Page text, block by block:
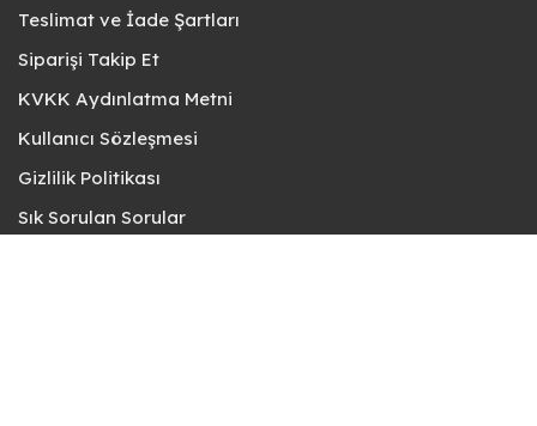
Teslimat ve İade Şartları
Siparişi Takip Et
KVKK Aydınlatma Metni
Kullanıcı Sözleşmesi
Gizlilik Politikası
Sık Sorulan Sorular